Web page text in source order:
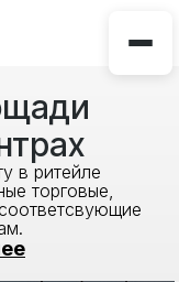
в ритейле
торговые,